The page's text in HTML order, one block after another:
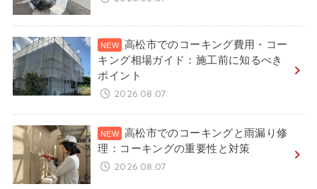
高松市でのコーキング費用・コー
キング相場ガイド：施工前に知るべき
ポイント
2026.08.07
高松市でのコーキングと雨漏り修
理：コーキングの重要性と対策
2026.08.07